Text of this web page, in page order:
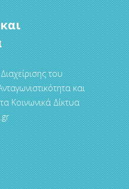
του
και
Κοινωνικά Δίκτυα